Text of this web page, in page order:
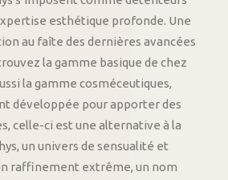
esthétique profonde. Une
au faîte des dernières avancées
la gamme basique de chez
la gamme cosméceutiques,
développée pour apporter des
celle-ci est une alternative à la
un univers de sensualité et
raffinement extrême, un nom